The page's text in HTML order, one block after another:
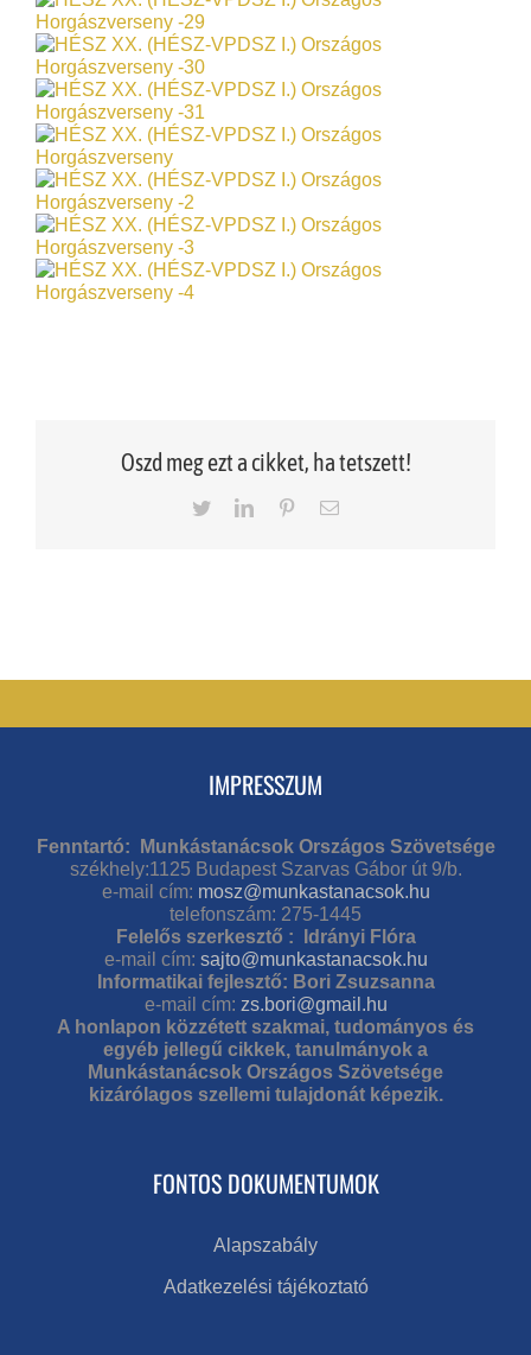
Oszd meg ezt a cikket, ha tetszett!
TwitterLinkedInPinterestEmail
IMPRESSZUM
Fenntartó: Munkástanácsok Országos Szövetsége
székhely:1125 Budapest Szarvas Gábor út 9/b.
e-mail cím: mosz@munkastanacsok.hu
telefonszám: 275-1445
Felelős szerkesztő : Idrányi Flóra
e-mail cím: sajto@munkastanacsok.hu
Informatikai fejlesztő: Bori Zsuzsanna
e-mail cím: zs.bori@gmail.hu
A honlapon közzétett szakmai, tudományos és
egyéb jellegű cikkek, tanulmányok a
Munkástanácsok Országos Szövetsége
kizárólagos szellemi tulajdonát képezik.
FONTOS DOKUMENTUMOK
Alapszabály
Adatkezelési tájékoztató